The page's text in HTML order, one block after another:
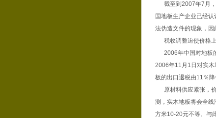
截至到2007年7月，
国地板生产企业已经
法伪造文件的现象，因
税收调整迫使价格
2006年中国对地板的
2006年11月1日对实
板的出口退税由11％降
原材料供应紧张，价
测，实木地板将会全
方米10-20元不等。与